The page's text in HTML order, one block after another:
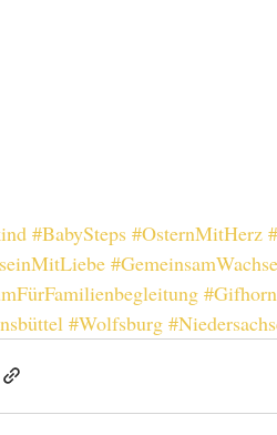
#BabySteps #OsternMitHerz
#Wolfsburg